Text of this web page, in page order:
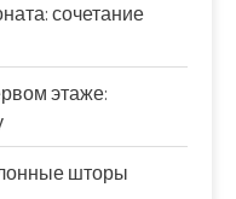
сочетание
этаже:
шторы